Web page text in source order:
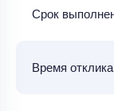
Срок
Время